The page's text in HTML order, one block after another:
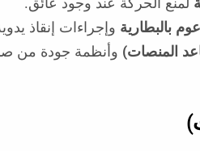
بالبطارية وإجراءات إنقاذ
المنصات) وأنظمة جودة من